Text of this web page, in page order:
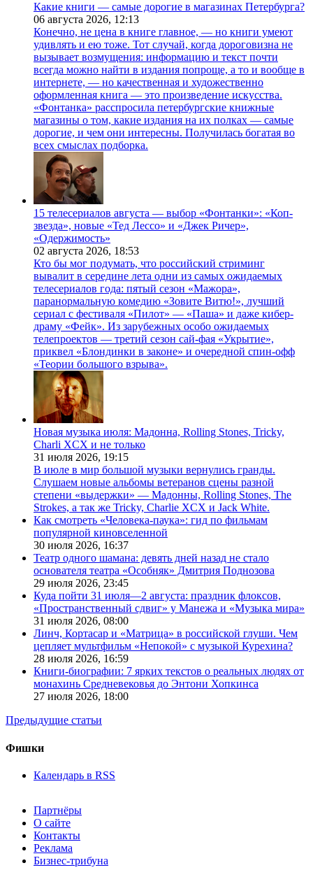
Какие книги — самые дорогие в магазинах Петербурга?
06 августа 2026, 12:13
Конечно, не цена в книге главное, — но книги умеют
удивлять и ею тоже. Тот случай, когда дороговизна не
вызывает возмущения: информацию и текст почти
всегда можно найти в издания попроще, а то и вообще в
интернете, — но качественная и художественно
оформленная книга — это произведение искусства.
«Фонтанка» расспросила петербургские книжные
магазины о том, какие издания на их полках — самые
дорогие, и чем они интересны. Получилась богатая во
всех смыслах подборка.
15 телесериалов августа — выбор «Фонтанки»: «Коп-
звезда», новые «Тед Лессо» и «Джек Ричер»,
«Одержимость»
02 августа 2026, 18:53
Кто бы мог подумать, что российский стриминг
вывалит в середине лета одни из самых ожидаемых
телесериалов года: пятый сезон «Мажора»,
паранормальную комедию «Зовите Витю!», лучший
сериал с фестиваля «Пилот» — «Паша» и даже кибер-
драму «Фейк». Из зарубежных особо ожидаемых
телепроектов — третий сезон сай-фая «Укрытие»,
приквел «Блондинки в законе» и очередной спин-офф
«Теории большого взрыва».
Новая музыка июля: Мадонна, Rolling Stones, Tricky,
Charli XCX и не только
31 июля 2026, 19:15
В июле в мир большой музыки вернулись гранды.
Слушаем новые альбомы ветеранов сцены разной
степени «выдержки» — Мадонны, Rolling Stones, The
Strokes, а так же Tricky, Charlie XCX и Jack White.
Как смотреть «Человека-паука»: гид по фильмам
популярной киновселенной
30 июля 2026, 16:37
Театр одного шамана: девять дней назад не стало
основателя театра «Особняк» Дмитрия Поднозова
29 июля 2026, 23:45
Куда пойти 31 июля—2 августа: праздник флоксов,
«Пространственный сдвиг» у Манежа и «Музыка мира»
31 июля 2026, 08:00
Линч, Кортасар и «Матрица» в российской глуши. Чем
цепляет мультфильм «Непокой» с музыкой Курехина?
28 июля 2026, 16:59
Книги-биографии: 7 ярких текстов о реальных людях от
монахинь Средневековья до Энтони Хопкинса
27 июля 2026, 18:00
Предыдущие статьи
Фишки
Календарь в RSS
Партнёры
О сайте
Контакты
Реклама
Бизнес-трибуна